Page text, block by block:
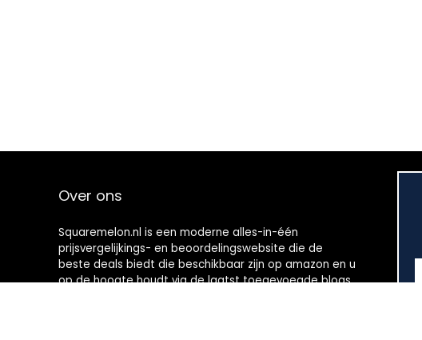
Over ons
Squaremelon.nl is een moderne alles-in-één
prijsvergelijkings- en beoordelingswebsite die de
beste deals biedt die beschikbaar zijn op amazon en u
op de hoogte houdt via de laatst toegevoegde blogs.